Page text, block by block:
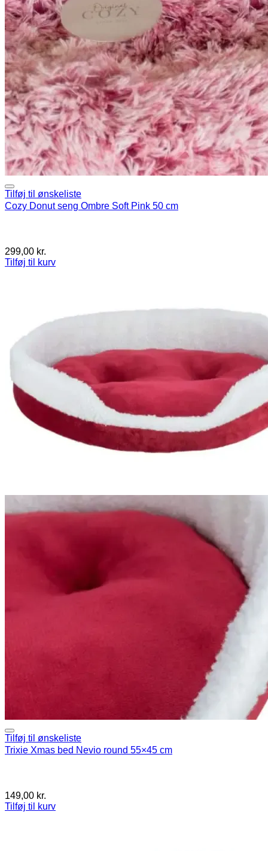
Tilføj til ønskeliste
Cozy Donut seng Ombre Soft Pink 50 cm
299,00 kr.
Tilføj til kurv
Tilføj til ønskeliste
Trixie Xmas bed Nevio round 55×45 cm
149,00 kr.
Tilføj til kurv